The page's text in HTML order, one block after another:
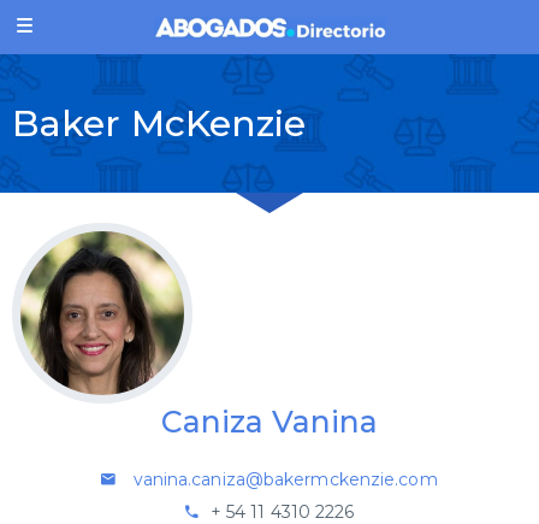
Baker McKenzie
Caniza Vanina
vanina.caniza@bakermckenzie.com
+ 54 11 4310 2226